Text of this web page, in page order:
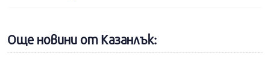
Още новини от Казанлък: